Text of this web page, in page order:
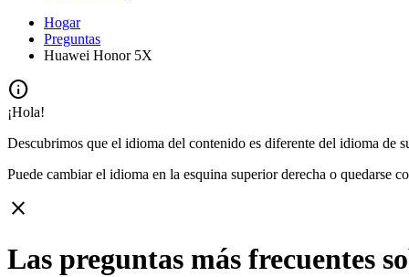
Hogar
Preguntas
Huawei Honor 5X
info
¡Hola!
Descubrimos que el idioma del contenido es diferente del idioma de
Puede cambiar el idioma en la esquina superior derecha o quedarse
close
Las preguntas más frecuentes